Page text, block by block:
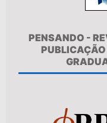
PENSANDO -